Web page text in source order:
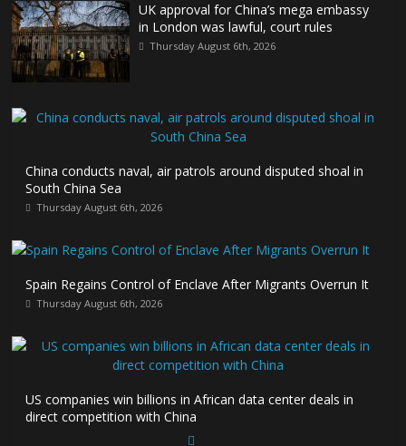
UK approval for China’s mega embassy
in London was lawful, court rules
Thursday August 6th, 2026
China conducts naval, air patrols around disputed shoal in
South China Sea
Thursday August 6th, 2026
Spain Regains Control of Enclave After Migrants Overrun It
Thursday August 6th, 2026
US companies win billions in African data center deals in
direct competition with China